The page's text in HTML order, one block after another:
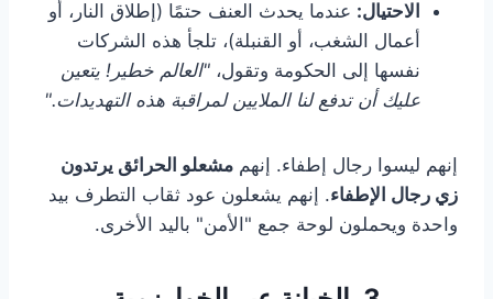
الاحتيال: عندما يحدث العنف حتمًا (إطلاق النار، أو
أعمال الشغب، أو القنبلة)، تلجأ هذه الشركات
نفسها إلى الحكومة وتقول، "العالم خطير! يتعين
عليك أن تدفع لنا الملايين لمراقبة هذه التهديدات."
إنهم ليسوا رجال إطفاء. إنهم مشعلو الحرائق يرتدون
زي رجال الإطفاء. إنهم يشعلون عود ثقاب التطرف بيد
واحدة ويحملون لوحة جمع "الأمن" باليد الأخرى.